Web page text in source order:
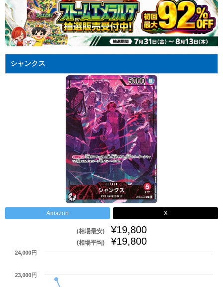
シャンクス
Amazon X
(相場最安) ¥19,800
(相場平均) ¥19,800
23,000円
24,000円